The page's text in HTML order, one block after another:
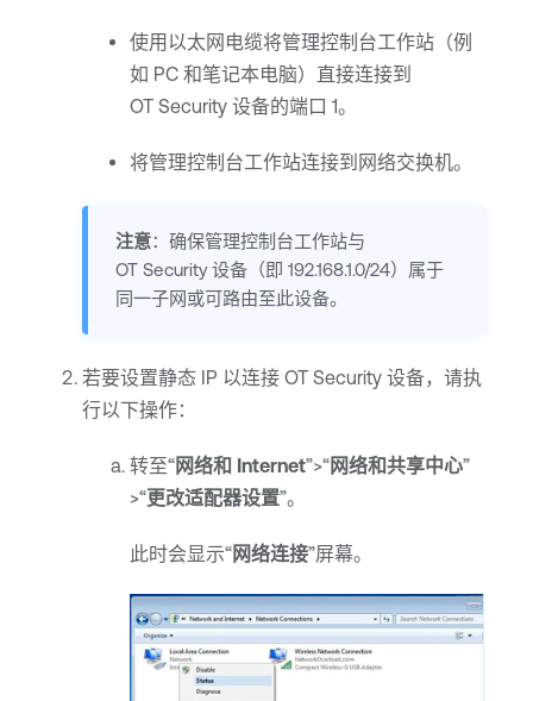
使用以太网电缆将管理控制台工作站（例
如 PC 和笔记本电脑）直接连接到
OT Security设备的端口 1。
将管理控制台工作站连接到网络交换机。
注意：确保管理控制台工作站与
OT Security设备（即 192.168.1.0/24）属于
同一子网或可路由至此设备。
若要设置静态 IP 以连接 OT Security设备，请执
行以下操作：
转至“网络和 Internet”>“网络和共享中心”
>“更改适配器设置”。
此时会显示“网络连接”屏幕。